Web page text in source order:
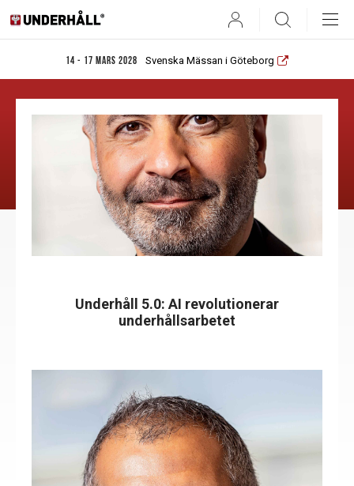
14 - 17 mars 2028 Svenska Mässan i Göteborg
User Search
Underhåll 5.0: AI revolutionerar
underhållsarbetet